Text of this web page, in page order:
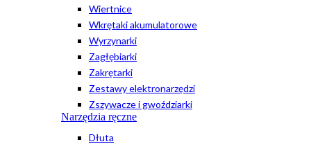
Wiertnice
Wkrętaki akumulatorowe
Wyrzynarki
Zagłębiarki
Zakrętarki
Zestawy elektronarzędzi
Zszywacze i gwoździarki
Narzędzia ręczne
Dłuta